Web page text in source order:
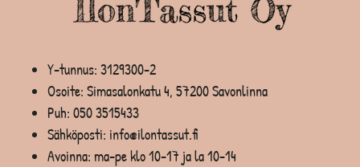
Y-tunnus: 3129300-2
Osoite: Simasalonkatu 4, 57200 Savonlinna
Puh: 050 3515433
Sähköposti: info@ilontassut.fi
Avoinna: ma-pe klo 10-17 ja la 10-14